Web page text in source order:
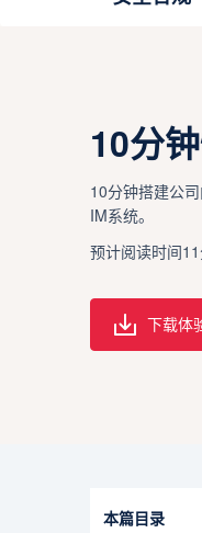
10分
10分钟搭建公
IM系统。
预计阅读时间
下载体
本篇目录